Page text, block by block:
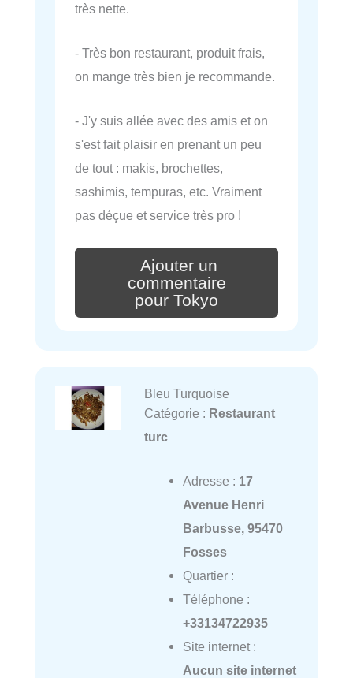
très nette.
- Très bon restaurant, produit frais,
on mange très bien je recommande.
- J'y suis allée avec des amis et on
s'est fait plaisir en prenant un peu
de tout : makis, brochettes,
sashimis, tempuras, etc. Vraiment
pas déçue et service très pro !
Ajouter un
commentaire
pour Tokyo
Bleu Turquoise
Catégorie : Restaurant
turc
Adresse : 17
Avenue Henri
Barbusse, 95470
Fosses
Quartier :
Téléphone :
+33134722935
Site internet :
Aucun site internet